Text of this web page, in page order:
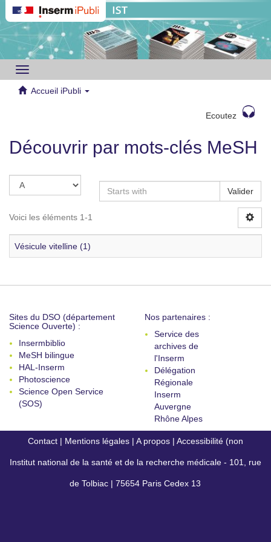
Toggle
navigation
Accueil iPubli
Ecoutez
Découvrir par mots-clés MeSH
Valider
Voici les éléments 1-1
Vésicule vitelline (1)
Sites du DSO (département
Science Ouverte) :
Insermbiblio
MeSH bilingue
HAL-Inserm
Photoscience
Science Open Service
(SOS)
Nos partenaires :
Service des
archives de
l'Inserm
Délégation
Régionale
Inserm
Auvergne
Rhône Alpes
Contact | Mentions légales | A propos | Accessibilité (non
conforme)
Institut national de la santé et de la recherche médicale - 101, rue
de Tolbiac | 75654 Paris Cedex 13